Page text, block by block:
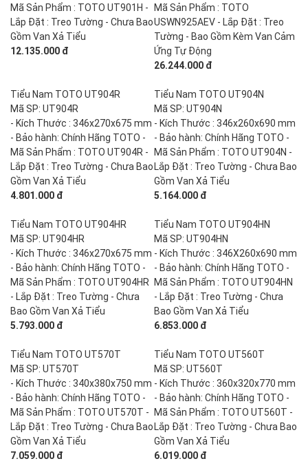
Mã Sản Phẩm : TOTO UT901H -
Lắp Đặt : Treo Tường - Chưa Bao
Gồm Van Xả Tiểu
12.135.000 đ
Mã Sản Phẩm : TOTO
USWN925AEV - Lắp Đặt : Treo
Tường - Bao Gồm Kèm Van Cảm
Ứng Tự Động
26.244.000 đ
Tiểu Nam TOTO UT904R
Mã SP: UT904R
- Kích Thước : 346x270x675 mm
- Bảo hành: Chính Hãng TOTO -
Mã Sản Phẩm : TOTO UT904R -
Lắp Đặt : Treo Tường - Chưa Bao
Gồm Van Xả Tiểu
4.801.000 đ
Tiểu Nam TOTO UT904N
Mã SP: UT904N
- Kích Thước : 346x260x690 mm
- Bảo hành: Chính Hãng TOTO -
Mã Sản Phẩm : TOTO UT904N -
Lắp Đặt : Treo Tường - Chưa Bao
Gồm Van Xả Tiểu
5.164.000 đ
Tiểu Nam TOTO UT904HR
Mã SP: UT904HR
- Kích Thước : 346x270x675 mm
- Bảo hành: Chính Hãng TOTO -
Mã Sản Phẩm : TOTO UT904HR
- Lắp Đặt : Treo Tường - Chưa
Bao Gồm Van Xả Tiểu
5.793.000 đ
Tiểu Nam TOTO UT904HN
Mã SP: UT904HN
- Kích Thước : 346X260x690 mm
- Bảo hành: Chính Hãng TOTO -
Mã Sản Phẩm : TOTO UT904HN
- Lắp Đặt : Treo Tường - Chưa
Bao Gồm Van Xả Tiểu
6.853.000 đ
Tiểu Nam TOTO UT570T
Mã SP: UT570T
- Kích Thước : 340x380x750 mm
- Bảo hành: Chính Hãng TOTO -
Mã Sản Phẩm : TOTO UT570T -
Lắp Đặt : Treo Tường - Chưa Bao
Gồm Van Xả Tiểu
7.059.000 đ
Tiểu Nam TOTO UT560T
Mã SP: UT560T
- Kích Thước : 360x320x770 mm
- Bảo hành: Chính Hãng TOTO -
Mã Sản Phẩm : TOTO UT560T -
Lắp Đặt : Treo Tường - Chưa Bao
Gồm Van Xả Tiểu
6.019.000 đ